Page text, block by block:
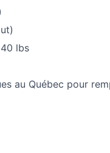
lbs
au Québec pour